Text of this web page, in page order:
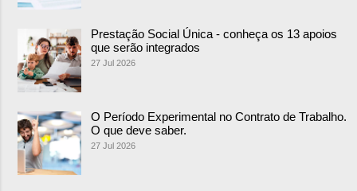
Prestação Social Única - conheça os 13 apoios
que serão integrados
27 Jul 2026
O Período Experimental no Contrato de Trabalho.
O que deve saber.
27 Jul 2026